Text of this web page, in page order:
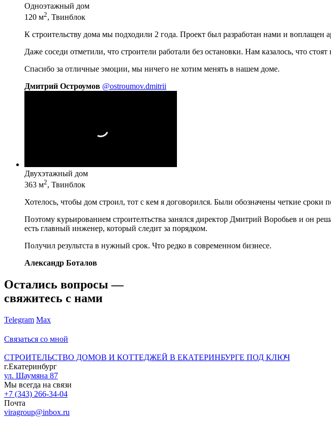
Одноэтажный дом
120 м2, Твинблок
К строительству дома мы подходили 2 года. Проект был разработан нами и воплащен
Даже соседи отметили, что строители работали без остановки. Нам казалось, что
Спасибо за отличные эмоции, мы ничего не хотим менять в нашем доме.
Дмитрий Остроумов @ostroumov.dmitrii
Двухэтажный дом
363 м2, Твинблок
Хотелось, чтобы дом строил, тот с кем я договорился. Были обозначены четкие сроки
Поэтому курьированием строителтьства занялся директор Дмитрий Воробьев и он
есть главный инженер, который следит за порядком.
Получил результста в нужный срок. Что редко в современном бизнесе.
Александр Боталов
Остались вопросы —
свяжитесь с нами
Telegram Max
Связаться со мной
СТРОИТЕЛЬСТВО ДОМОВ И КОТТЕДЖЕЙ В ЕКАТЕРИНБУРГЕ ПОД КЛЮЧ
г.Екатеринбург
ул. Шаумяна 87
Мы всегда на связи
+7 (343) 266-34-04
Почта
viragroup@inbox.ru